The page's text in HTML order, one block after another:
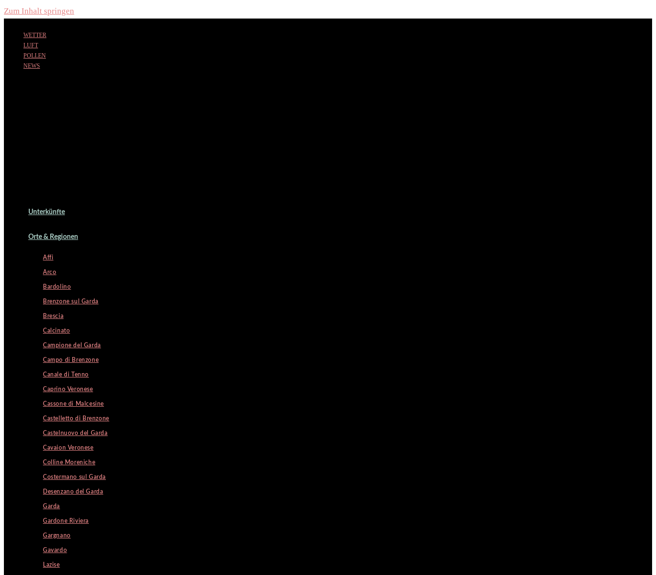
Zum Inhalt springen
WETTER
LUFT
POLLEN
NEWS
Unterkünfte
Orte & Regionen
Affi
Arco
Bardolino
Brenzone sul Garda
Brescia
Calcinato
Campione del Garda
Campo di Brenzone
Canale di Tenno
Caprino Veronese
Cassone di Malcesine
Castelletto di Brenzone
Castelnuovo del Garda
Cavaion Veronese
Colline Moreniche
Costermano sul Garda
Desenzano del Garda
Garda
Gardone Riviera
Gargnano
Gavardo
Lazise